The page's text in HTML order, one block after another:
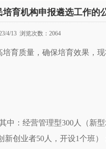
育机构申报遴选工作的
4/13 浏览次数：2064
育质量，确保培育效果，
中：经营管理型300人（新
创业者50人，开设1个班